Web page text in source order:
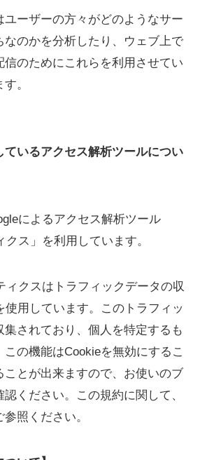
ユーザーの方々がどのようなサー
なのかを分析したり、ウェブ上で
信のためにこれらを利用させてい
。
ているアクセス解析ツールについ
によるアクセス解析ツール
クス」を利用しています。
ィクスはトラフィックデータの収
使用しています。このトラフィッ
集されており、個人を特定するも
の機能はCookieを無効にするこ
ことが出来ますので、お使いのブ
ください。この規約に関して、
参照ください。